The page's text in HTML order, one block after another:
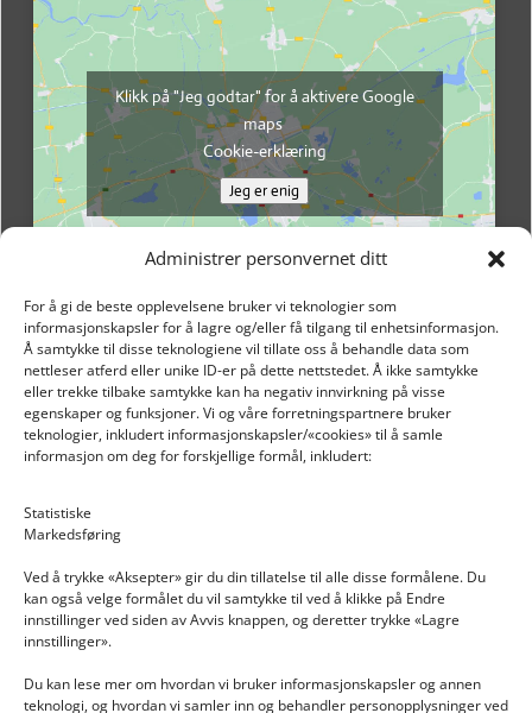
Administrer personvernet ditt
For å gi de beste opplevelsene bruker vi teknologier som
informasjonskapsler for å lagre og/eller få tilgang til enhetsinformasjon.
Å samtykke til disse teknologiene vil tillate oss å behandle data som
nettleser atferd eller unike ID-er på dette nettstedet. Å ikke samtykke
eller trekke tilbake samtykke kan ha negativ innvirkning på visse
egenskaper og funksjoner. Vi og våre forretningspartnere bruker
teknologier, inkludert informasjonskapsler/«cookies» til å samle
informasjon om deg for forskjellige formål, inkludert:
Statistiske
Markedsføring
Ved å trykke «Aksepter» gir du din tillatelse til alle disse formålene. Du
kan også velge formålet du vil samtykke til ved å klikke på Endre
innstillinger ved siden av Avvis knappen, og deretter trykke «Lagre
innstillinger».
Du kan lese mer om hvordan vi bruker informasjonskapsler og annen
teknologi, og hvordan vi samler inn og behandler personopplysninger ved
Klikk på "Jeg godtar" for å aktivere Google
maps
Cookie-erklæring
Jeg er enig
INFORMASJON